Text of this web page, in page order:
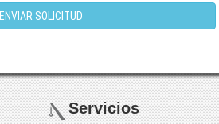
ENVIAR SOLICITUD
Servicios